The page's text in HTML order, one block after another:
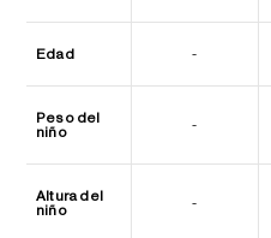
Edad -
Peso del
niño
-
Altura del
niño
-